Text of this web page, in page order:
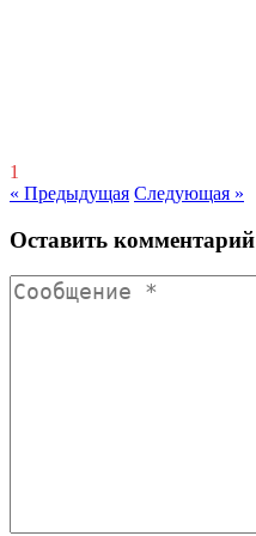
1
« Предыдущая Следующая »
Оставить комментарий